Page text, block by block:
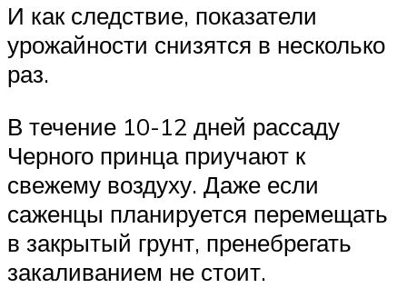
И как следствие, показатели
урожайности снизятся в несколько
раз.
В течение 10-12 дней рассаду
Черного принца приучают к
свежему воздуху. Даже если
саженцы планируется перемещать
в закрытый грунт, пренебрегать
закаливанием не стоит.